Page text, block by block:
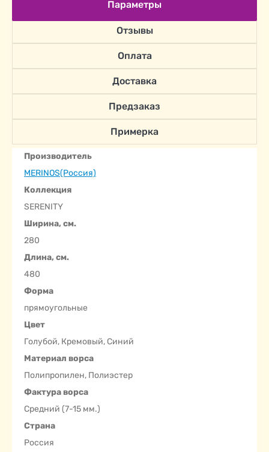
Параметры
Отзывы
Оплата
Доставка
Предзаказ
Примерка
Производитель
MERINOS(Россия)
Коллекция
SERENITY
Ширина, см.
280
Длина, см.
480
Форма
прямоугольные
Цвет
Голубой, Кремовый, Синий
Материал ворса
Полипропилен, Полиэстер
Фактура ворса
Средний (7-15 мм.)
Страна
Россия